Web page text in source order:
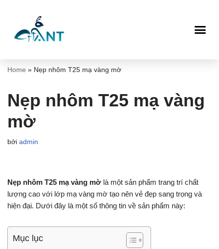
tới
Home » Nẹp nhôm T25 mạ vàng mờ
Nẹp nhôm T25 mạ vàng
mờ
bởi admin
Nẹp nhôm T25 mạ vàng mờ là một sản phẩm trang trí chất
lượng cao với lớp mạ vàng mờ tạo nên vẻ đẹp sang trọng và
hiện đại. Dưới đây là một số thông tin về sản phẩm này:
Mục lục